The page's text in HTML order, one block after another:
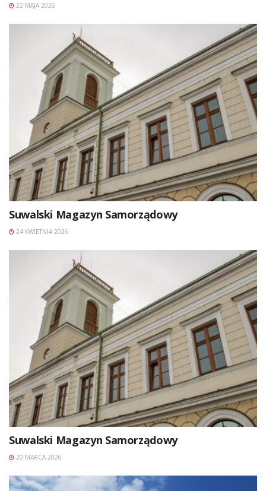
22 MAJA 2026
Suwalski Magazyn Samorządowy
24 KWIETNIA 2026
Suwalski Magazyn Samorządowy
20 MARCA 2026